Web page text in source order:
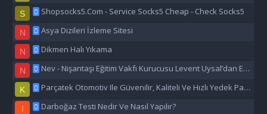
S Shopsocks5.Com - Service Socks5 Cheap - Check Socks5
N Asya Dizileri İzleme Sitesi
N Dikmen Halı Yıkama
N Nev - Nişantaşı Eğitim Vakfı Kurucusu Levent Uysal’dan Eğitime Büyük Destek
K Parçatek Otomotiv Ile Güvenilir, Kaliteli Ve Hızlı Yedek Parça Çözümleri
I Darboğaz Testi Nedir Ve Nasıl Yapılır?